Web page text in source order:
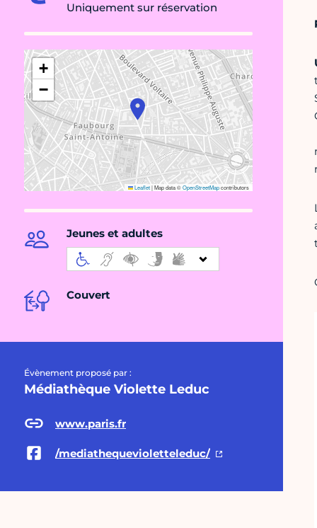
Uniquement sur réservation
+
−
Leaflet|Map data ©OpenStreetMapcontributors
Jeunes et adultes
Couvert
Évènement proposé par :
Médiathèque Violette Leduc
www.paris.fr
/mediathequevioletteleduc/